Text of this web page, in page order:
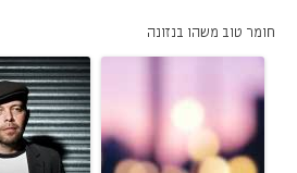
חומר טוב משהו בנזונה